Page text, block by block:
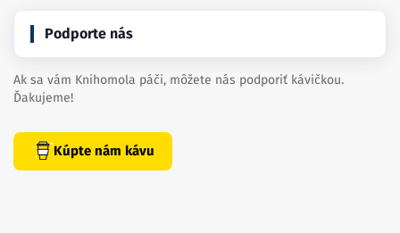
Podporte nás
Ak sa vám Knihomola páči, môžete nás podporiť kávičkou.
Ďakujeme!
Kúpte nám kávu